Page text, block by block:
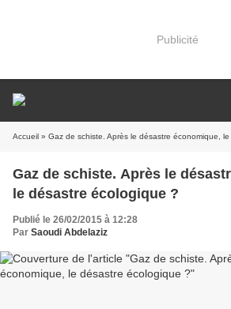
Publicité
Accueil » Gaz de schiste. Après le désastre économique,
Gaz de schiste. Après le
le désastre écologique ?
Publié le 26/02/2015 à 12:28
Par Saoudi Abdelaziz